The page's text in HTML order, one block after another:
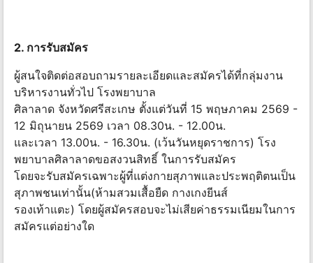
2. การรับสมัคร
ผู้สนใจติดต่อสอบถามรายละเอียดและสมัครได้ที่กลุ่มงาน
บริหารงานทั่วไป โรงพยาบาล
ศิลาลาด จังหวัดศรีสะเกษ ตั้งแต่วันที่ 15 พฤษภาคม 2569 -
12 มิถุนายน 2569 เวลา 08.30น. - 12.00น.
และเวลา 13.00น. - 16.30น. (เว้นวันหยุดราชการ) โรง
พยาบาลศิลาลาดขอสงวนสิทธิ์ ในการรับสมัคร
โดยจะรับสมัครเฉพาะผู้ที่แต่งกายสุภาพและประพฤติตนเป็น
สุภาพชนเท่านั้น(ห้ามสวมเสื้อยืด กางเกงยีนส์
รองเท้าแตะ) โดยผู้สมัครสอบจะไม่เสียค่าธรรมเนียมในการ
สมัครแต่อย่างใด